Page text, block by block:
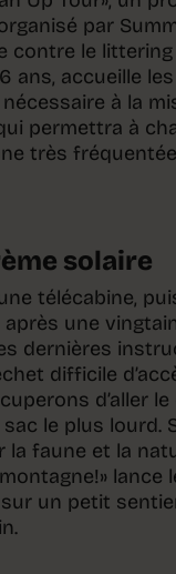
par
contre le
ans, accueille
à la
permettra à
très
solaire
télécabine,
une
dernières
difficile
d’aller
le plus lourd.
faune et la
lance
un petit